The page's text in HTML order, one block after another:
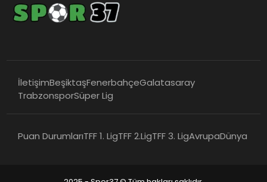
İletişimBeşiktaşFenerbahçeGalatasaray
TrabzonsporSüper Lig
Puan DurumlarıTFF 1. LigTFF 2.LigTFF 3. LigAvrupaDünya